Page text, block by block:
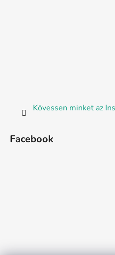
Kövessen minket az
Facebook